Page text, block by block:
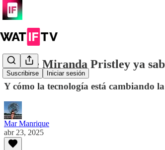
Suscribirse Iniciar sesión
Lo que Miranda Pristley ya
Y cómo la tecnología está cambiando
Mar Manrique
abr 23, 2025